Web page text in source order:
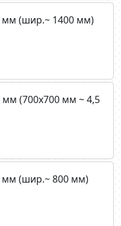
мм (шир.~ 1400 мм)
(700х700 мм ~ 4,5
мм (шир.~ 800 мм)